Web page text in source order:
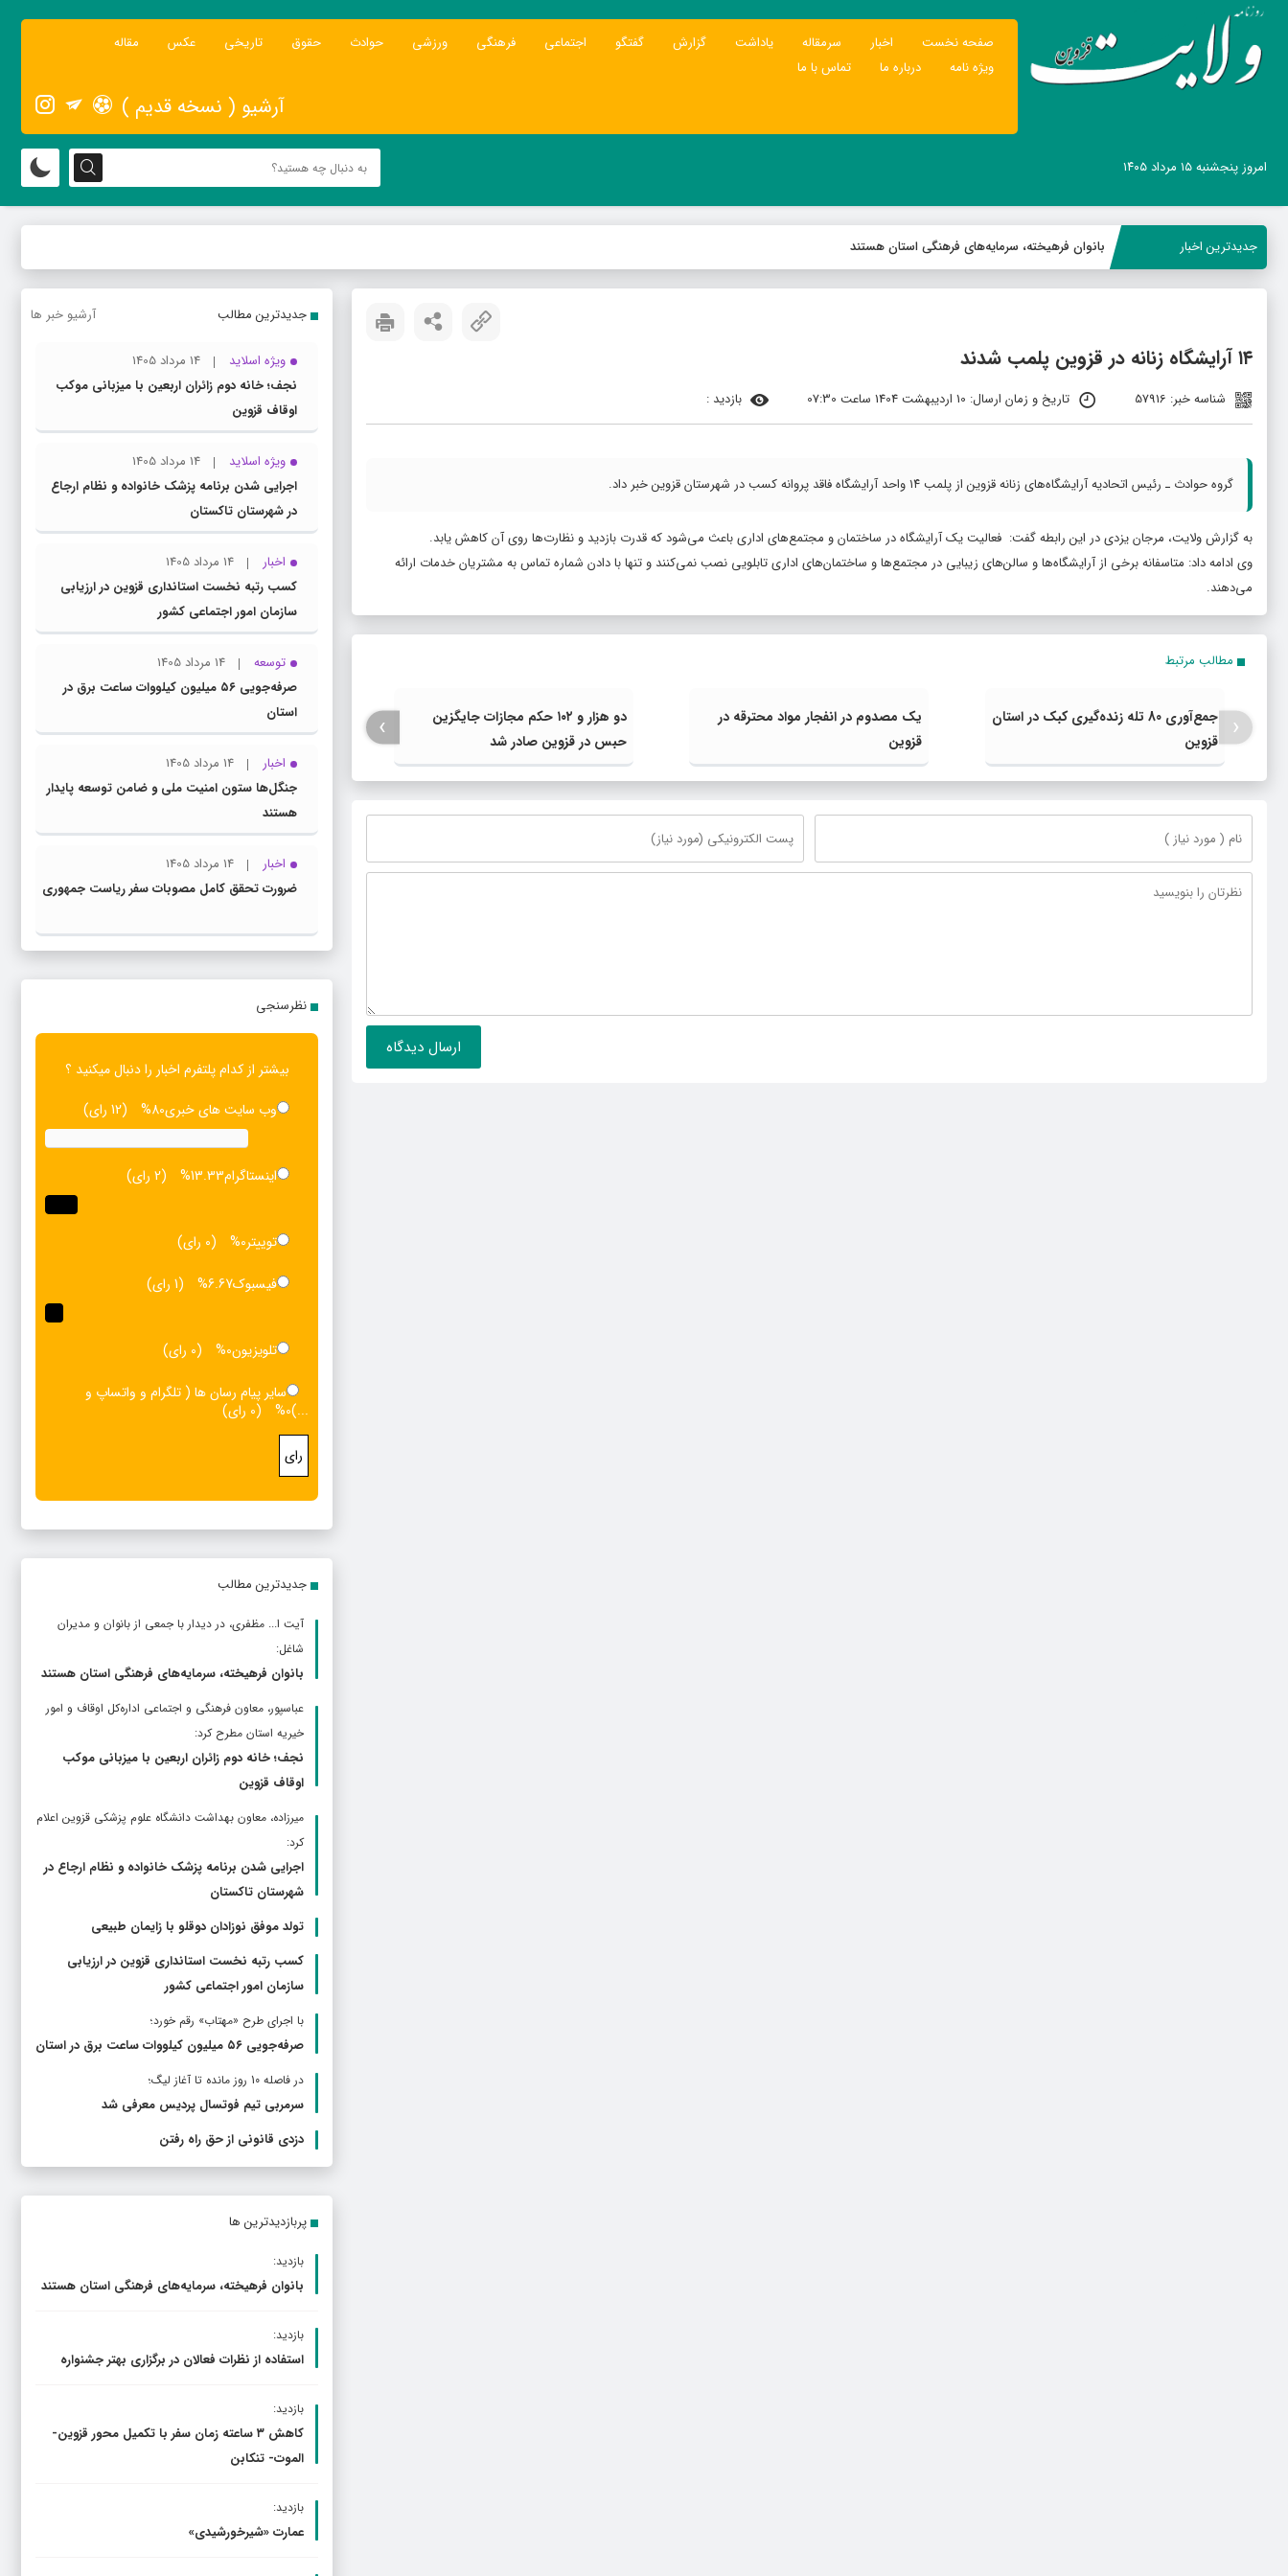
صفحه نخست اخبار سرمقاله یاداشت گزارش گفتگو اجتماعی فرهنگی ورزشی حوادث حقوق تاریخی عکس
مقاله
ویژه نامه
درباره ما تماس با ما
آرشیو ( نسخه قدیم )
امروز پنجشنبه ۱۵ مرداد ۱۴۰۵
جدیدترین اخبار بانوان فرهیخته، سرمایه‌های فرهنگی استان هستند
۱۴ آرایشگاه زنانه در قزوین پلمب شدند
شناسه خبر: 57916 تاریخ و زمان ارسال: 10 اردیبهشت 1404 ساعت 07:30 بازدید :
گروه حوادث ـ رئیس اتحادیه آرایشگاه‌های زنانه قزوین از پلمب ۱۴ واحد آرایشگاه فاقد پروانه کسب در شهرستان قزوین خبر داد.
به گزارش ولایت، مرجان یزدی در این رابطه گفت: فعالیت یک آرایشگاه در ساختمان و مجتمع‌های اداری باعث می‌شود که قدرت بازدید و نظارت‌ها روی آن کاهش یابد.
وی ادامه داد: متاسفانه برخی از آرایشگاه‌ها و سالن‌های زیبایی در مجتمع‌ها و ساختمان‌های اداری تابلویی نصب نمی‌کنند و تنها با دادن شماره تماس به مشتریان خدمات ارائه
می‌دهند.
مطالب مرتبط
جمع‌آوری 80 تله زنده‌گیری کبک در استان
قزوین
یک مصدوم در انفجار مواد محترقه در
قزوین
دو هزار و ۱۰۲ حکم مجازات جایگزین
حبس در قزوین صادر شد
دو زندانی جرایم مالی غیرعمد آزاد شدند
‹
›
جدیدترین مطالب آرشیو خبر ها
ویژه اسلاید
14 مرداد 1405
نجف؛ خانه دوم زائران اربعین با میزبانی موکب
اوقاف قزوین
ویژه اسلاید
14 مرداد 1405
اجرایی شدن برنامه پزشک خانواده و نظام ارجاع
در شهرستان تاکستان
اخبار
14 مرداد 1405
کسب رتبه نخست استانداری قزوین در ارزیابی
سازمان امور اجتماعی کشور
توسعه
14 مرداد 1405
صرفه‌جویی ۵۶ میلیون کیلووات‌ ساعت برق در
استان
اخبار
14 مرداد 1405
جنگل‌ها ستون امنیت ملی و ضامن توسعه پایدار
هستند
اخبار
14 مرداد 1405
ضرورت تحقق کامل مصوبات سفر ریاست‌ جمهوری
نظرسنجی
بیشتر از کدام پلتفرم اخبار را دنبال میکنید ؟
وب سایت های خبری80% (12 رای)
اینستاگرام13.33% (2 رای)
توییتر0%
(0 رای)
فیسبوک6.67% (1 رای)
تلویزیون0%
(0 رای)
سایر پیام رسان ها ( تلگرام و واتساپ و
...)
0% (0 رای)
رای
جدیدترین مطالب
آیت ا... مظفری، در دیدار با جمعی از بانوان و مدیران
شاغل:
بانوان فرهیخته، سرمایه‌های فرهنگی استان هستند
عباسپور، معاون فرهنگی و اجتماعی اداره‌کل اوقاف و امور
خیریه استان مطرح كرد:
نجف؛ خانه دوم زائران اربعین با میزبانی موکب
اوقاف قزوین
ميرزاده، معاون بهداشت دانشگاه علوم پزشکی قزوین اعلام
کرد:
اجرایی شدن برنامه پزشک خانواده و نظام ارجاع در
شهرستان تاکستان
تولد موفق نوزادان دوقلو با زایمان طبیعی
کسب رتبه نخست استانداری قزوین در ارزیابی
سازمان امور اجتماعی کشور
با اجرای طرح «مهتاب» رقم خورد؛
صرفه‌جویی ۵۶ میلیون کیلووات‌ ساعت برق در استان
در فاصله 10 روز مانده تا آغاز لیگ؛
سرمربی تیم فوتسال پردیس معرفی شد
دزدی قانونی از حق راه رفتن
پربازدیدترین ها
بازدید:
بانوان فرهیخته، سرمایه‌های فرهنگی استان هستند
بازدید:
استفاده از نظرات فعالان در برگزاری بهتر جشنواره
بازدید:
کاهش ۳ ساعته زمان سفر با تکمیل محور قزوین-
الموت- تنکابن
بازدید:
عمارت «شیرخورشیدی»